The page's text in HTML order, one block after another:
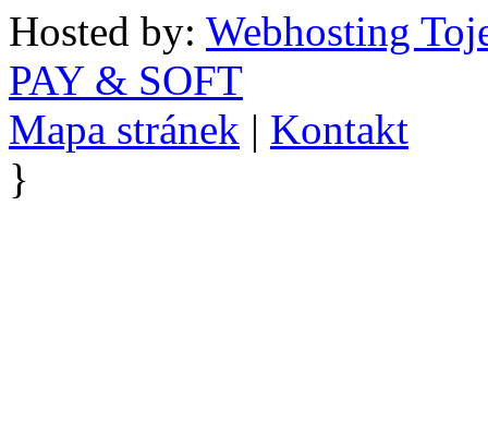
Hosted by: Webhosting
PAY & SOFT
Mapa stránek | Kontakt
}